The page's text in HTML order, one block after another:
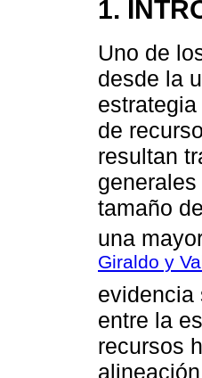
1.
Uno de
desde la
de
resultan
tamaño
una
Giraldo y
evidencia
entre la
recursos